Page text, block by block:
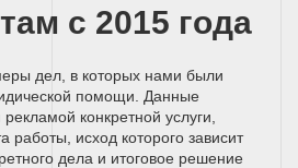
с 2015 года
дел, в которых нами были
помощи. Данные
конкретной услуги,
работы, исход которого зависит
дела и итоговое решение